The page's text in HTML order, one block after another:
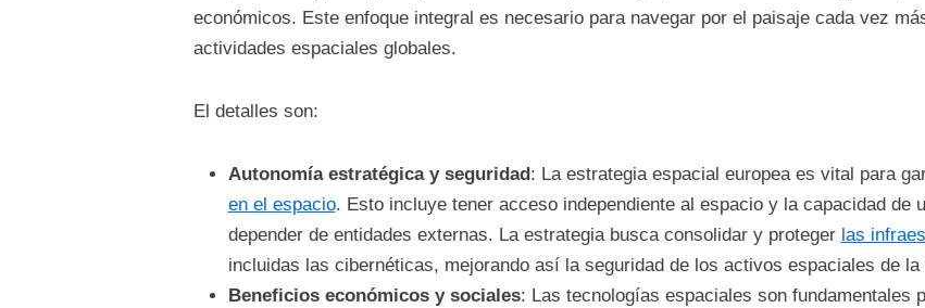
económicos. Este enfoque integral es necesario para navegar por el paisaje cada vez
actividades espaciales globales.
El detalles son:
Autonomía estratégica y seguridad : La estrategia espacial europea es vital para
en el espacio. Esto incluye tener acceso independiente al espacio y la capacidad de
depender de entidades externas. La estrategia busca consolidar y proteger las
incluidas las cibernéticas, mejorando así la seguridad de los activos espaciales de la
Beneficios económicos y sociales: Las tecnologías espaciales son fundamentales